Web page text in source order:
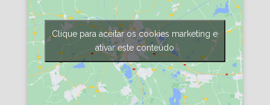
Clique para aceitar os cookies marketing e
ativar este conteúdo